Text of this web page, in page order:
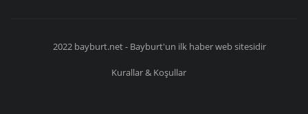
2022 bayburt.net - Bayburt'un ilk haber web sitesidir
Kurallar & Koşullar